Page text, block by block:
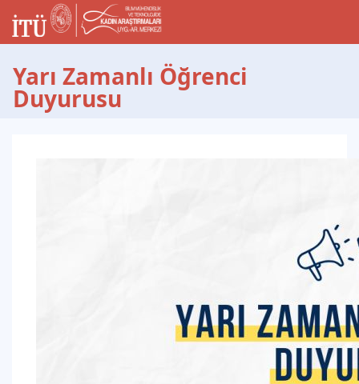
Yarı Zamanlı Öğrenci
Duyurusu